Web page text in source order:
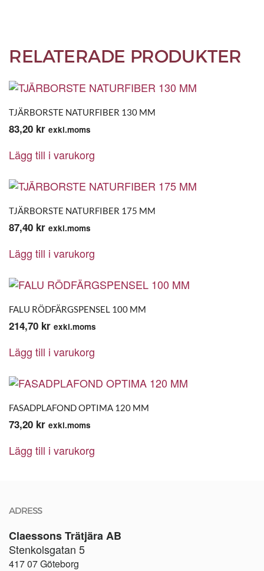
RELATERADE PRODUKTER
TJÄRBORSTE NATURFIBER 130 MM
83,20 kr exkl.moms
Lägg till i varukorg
TJÄRBORSTE NATURFIBER 175 MM
87,40 kr exkl.moms
Lägg till i varukorg
FALU RÖDFÄRGSPENSEL 100 MM
214,70 kr exkl.moms
Lägg till i varukorg
FASADPLAFOND OPTIMA 120 MM
73,20 kr exkl.moms
Lägg till i varukorg
ADRESS
Claessons Trätjära AB
Stenkolsgatan 5
417 07 Göteborg